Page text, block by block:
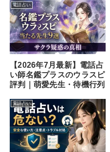
電話占い
【2026年7月最新】電話占
い師名鑑プラスのウラスピ
評判｜萌愛先生・待機行列
電話占い